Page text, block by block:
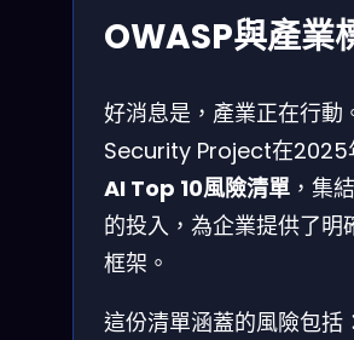
OWASP與產業
好消息是，產業正在行動
Security Project在2025
AI Top 10風險清單 ，集
的投入，為企業提供了
框架。
這份清單涵蓋的風險包括